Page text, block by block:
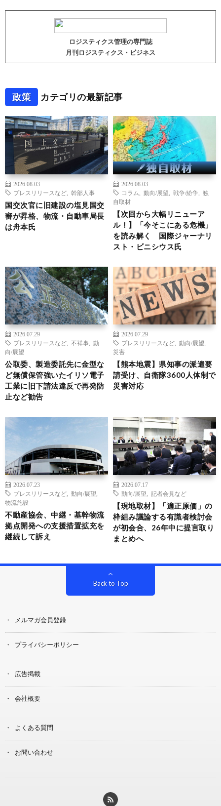
ロジスティクス管理の専門誌
月刊ロジスティクス・ビジネス
政策 カテゴリの最新記事
2026.08.03
プレスリリースなど
幹部人事
国交次官に旧建設の塩見国交
審が昇格、物流・自動車局長
は舟本氏
2026.08.03
コラム
動向/展望 戦争/紛争
独
自取材
【次回から大幅リニューア
ル！】「今そこにある危機」
を読み解く 国際ジャーナリ
スト・ビニシウス氏
2026.07.29
プレスリリースなど
不祥事
動
向/展望
公取委、製造委託先に金型な
ど無償保管強いたイリソ電子
工業に旧下請法違反で再発防
止など勧告
2026.07.29
プレスリリースなど
動向/展望
災害
【熊本地震】県知事の派遣要
請受け、自衛隊3600人体制で
災害対応
2026.07.23
プレスリリースなど
動向/展望
物流施設
不動産協会、中継・基幹物流
拠点開発への支援措置拡充を
継続して訴え
2026.07.17
動向/展望
記者会見など
【現地取材】「適正原価」の
枠組み議論する有識者検討会
が初会合、26年中に提言取り
まとめへ
Back to Top
メルマガ会員登録
プライバシーポリシー
広告掲載
会社概要
よくある質問
お問い合わせ